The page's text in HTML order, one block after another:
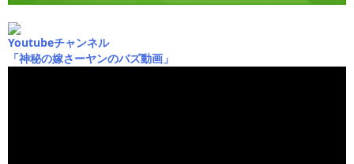
Youtubeチャンネル
「神秘の嫁さーヤンのバズ動画」